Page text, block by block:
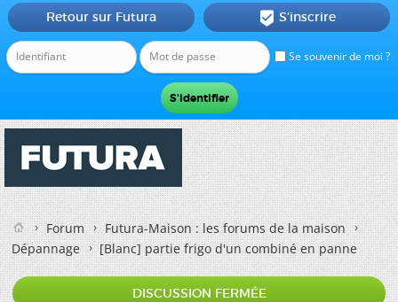
Se souvenir de moi ?
Retour sur Futura  S'inscrire
Forum
Futura-Maison : les forums de la maison
Dépannage
[Blanc]partie frigo d'un combiné en panne
DISCUSSION FERMÉE